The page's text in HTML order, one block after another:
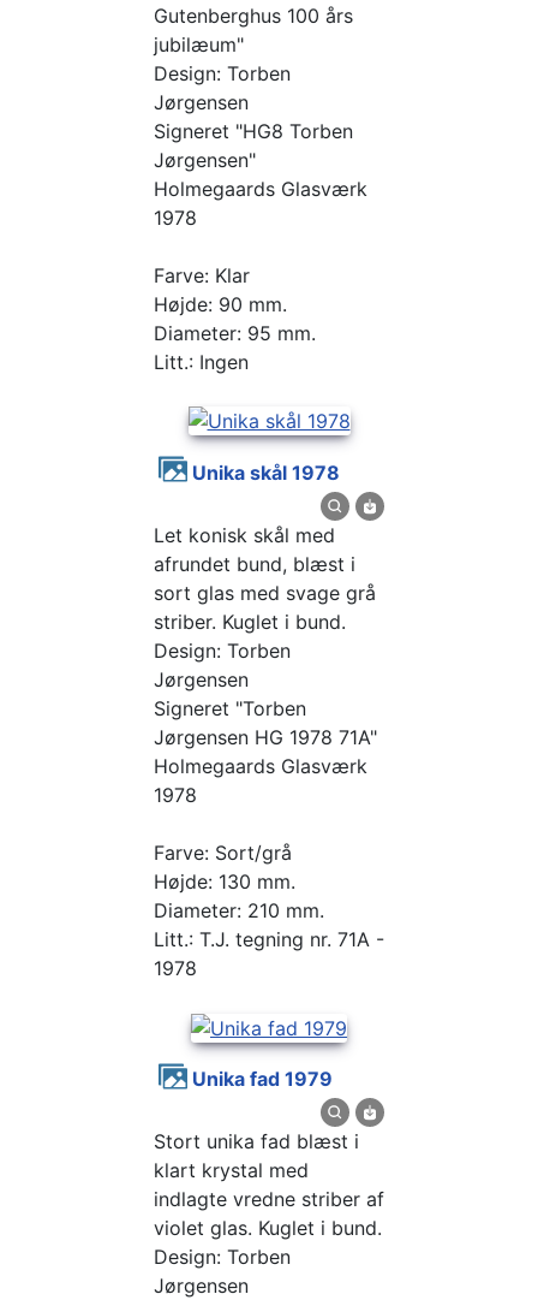
Gutenberghus 100 års
jubilæum"
Design: Torben
Jørgensen
Signeret "HG8 Torben
Jørgensen"
Holmegaards Glasværk
1978
Farve: Klar
Højde: 90 mm.
Diameter: 95 mm.
Litt.: Ingen
Unika skål 1978
Let konisk skål med
afrundet bund, blæst i
sort glas med svage grå
striber. Kuglet i bund.
Design: Torben
Jørgensen
Signeret "Torben
Jørgensen HG 1978 71A"
Holmegaards Glasværk
1978
Farve: Sort/grå
Højde: 130 mm.
Diameter: 210 mm.
Litt.: T.J. tegning nr. 71A -
1978
Unika fad 1979
Stort unika fad blæst i
klart krystal med
indlagte vredne striber af
violet glas. Kuglet i bund.
Design: Torben
Jørgensen